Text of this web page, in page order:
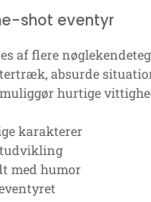
shot eventyr
af flere
absurde
hurtige
karakterer
med humor